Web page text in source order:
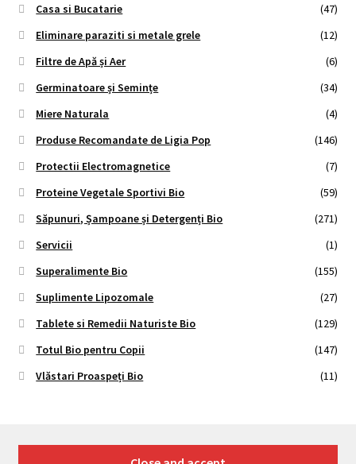
Casa si Bucatarie
(47)
Eliminare paraziti si metale grele
(12)
Filtre de Apă și Aer
(6)
Germinatoare și Semințe
(34)
Miere Naturala
(4)
Produse Recomandate de Ligia Pop
(146)
Protectii Electromagnetice
(7)
Proteine Vegetale Sportivi Bio
(59)
Săpunuri, Șampoane și Detergenți Bio
(271)
Servicii
(1)
Superalimente Bio
(155)
Suplimente Lipozomale
(27)
Tablete si Remedii Naturiste Bio
(129)
Totul Bio pentru Copii
(147)
Vlăstari Proaspeți Bio
(11)